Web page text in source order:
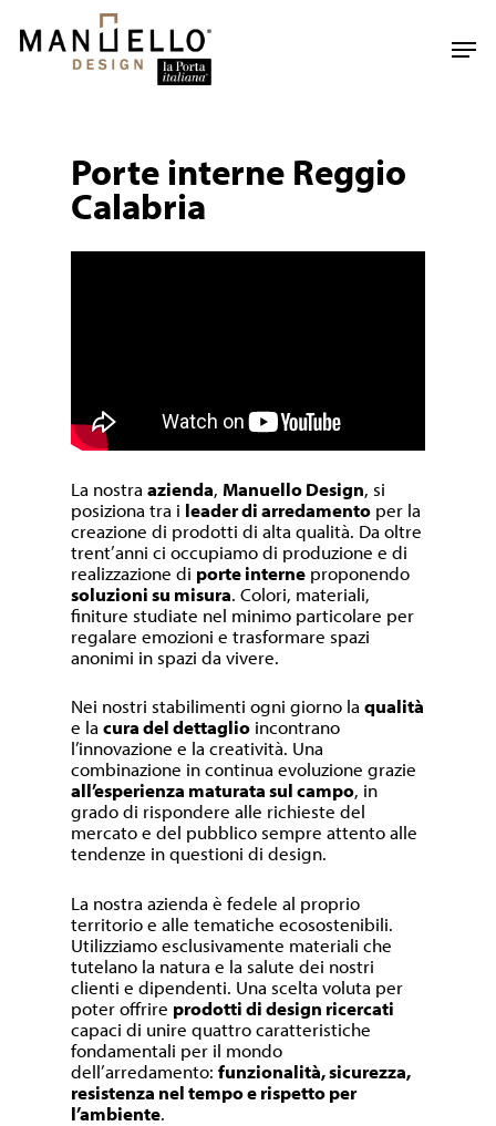
main
Porte interne Reggio
Calabria
La nostraazienda, Manuello Design, si
posiziona tra i leader di arredamento per la
creazione di prodotti di alta qualità. Da oltre
trent’anni ci occupiamo di produzione e di
realizzazione di porte interne proponendo
soluzioni su misura. Colori, materiali,
finiture studiate nel minimo particolare per
regalare emozioni e trasformare spazi
anonimi in spazi da vivere.
Nei nostri stabilimenti ogni giorno laqualità
e lacura del dettaglio incontrano
l’innovazione e la creatività. Una
combinazione in continua evoluzione grazie
all’esperienza maturata sul campo, in
grado di rispondere alle richieste del
mercato e del pubblico sempre attento alle
tendenze in questioni di design.
La nostra azienda è fedele al proprio
territorio e alle tematiche ecosostenibili.
Utilizziamo esclusivamente materiali che
tutelano la natura e la salute dei nostri
clienti e dipendenti. Una scelta voluta per
poter offrire prodotti di design ricercati
capaci di unire quattro caratteristiche
fondamentali per il mondo
dell’arredamento:funzionalità, sicurezza,
resistenza nel tempo e rispetto per
l’ambiente.